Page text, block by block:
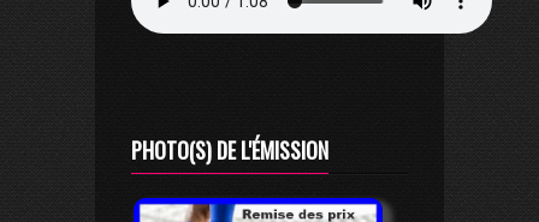
PHOTO(S) DE L'ÉMISSION